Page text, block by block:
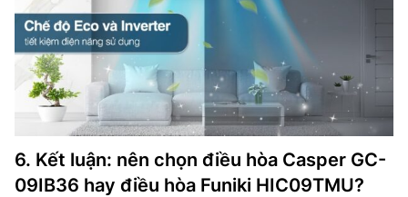
6. Kết luận: nên chọn điều hòa Casper GC-
09IB36 hay điều hòa Funiki HIC09TMU?